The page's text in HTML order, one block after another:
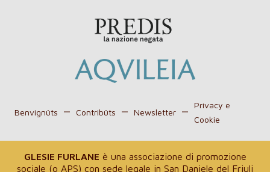
Benvignûts Contribûts Newsletter
Privacy e
Cookie
GLESIE FURLANE è una associazione di promozione
sociale (o APS) con sede legale in San Daniele del Friuli